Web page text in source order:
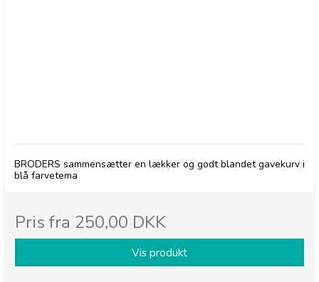
BRODERS sammensætter en lækker og godt blandet gavekurv i
blå farvetema
Pris fra 250,00 DKK
Vis produkt